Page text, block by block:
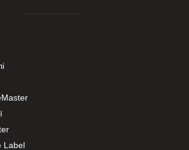
Label